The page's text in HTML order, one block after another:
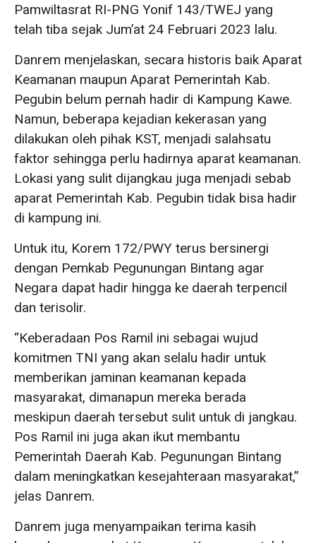
Pamwiltasrat RI-PNG Yonif 143/TWEJ yang
telah tiba sejak Jum’at 24 Februari 2023 lalu.
Danrem menjelaskan, secara historis baik Aparat
Keamanan maupun Aparat Pemerintah Kab.
Pegubin belum pernah hadir di Kampung Kawe.
Namun, beberapa kejadian kekerasan yang
dilakukan oleh pihak KST, menjadi salahsatu
faktor sehingga perlu hadirnya aparat keamanan.
Lokasi yang sulit dijangkau juga menjadi sebab
aparat Pemerintah Kab. Pegubin tidak bisa hadir
di kampung ini.
Untuk itu, Korem 172/PWY terus bersinergi
dengan Pemkab Pegunungan Bintang agar
Negara dapat hadir hingga ke daerah terpencil
dan terisolir.
“Keberadaan Pos Ramil ini sebagai wujud
komitmen TNI yang akan selalu hadir untuk
memberikan jaminan keamanan kepada
masyarakat, dimanapun mereka berada
meskipun daerah tersebut sulit untuk di jangkau.
Pos Ramil ini juga akan ikut membantu
Pemerintah Daerah Kab. Pegunungan Bintang
dalam meningkatkan kesejahteraan masyarakat,”
jelas Danrem.
Danrem juga menyampaikan terima kasih